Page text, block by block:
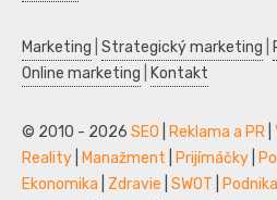
Marketing Strategický marketing
Online marketing
Kontakt
© 2010 - 2026 SEO Reklama a PR
Reality
Manažment Prijímáčky
Ekonomika
Zdravie SWOT